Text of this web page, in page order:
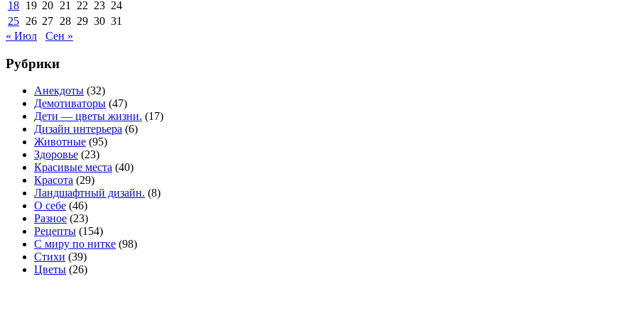
18 19 20 21 22 23 24
25 26 27 28 29 30 31
« Июл
Сен »
Рубрики
Анекдоты (32)
Демотиваторы (47)
Дети — цветы жизни. (17)
Дизайн интерьера (6)
Животные (95)
Здоровье (23)
Красивые места (40)
Красота (29)
Ландшафтный дизайн. (8)
О себе (46)
Разное (23)
Рецепты (154)
С миру по нитке (98)
Стихи (39)
Цветы (26)